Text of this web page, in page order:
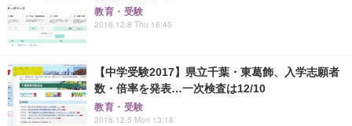
教育・受験
2016.12.8 Thu 16:45
【中学受験2017】県立千葉・東葛飾、入学志願者
数・倍率を発表…一次検査は12/10
教育・受験
2016.12.5 Mon 13:18